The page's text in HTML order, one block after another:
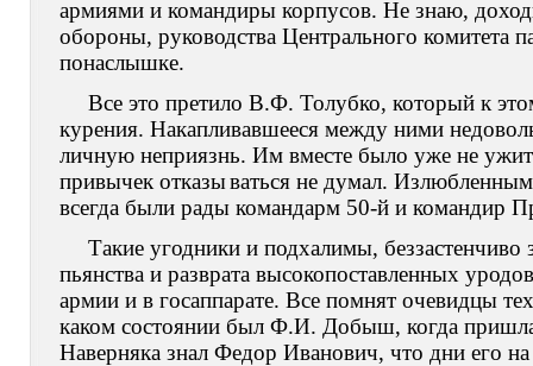
армиями и командиры корпусов. Не знаю,
обороны, руководства Центрального комитета
понаслышке.
Все это претило В.Ф. Толубко, который к
курения. Накапливавшееся между ними
личную неприязнь. Им вместе было уже не
привычек отказываться не думал.
всегда были рады командарм 50-й и командир
Такие угодники и подхалимы, беззастенчиво
пьянства и разврата высокопоставленных
армии и в госаппарате. Все помнят очевидцы
каком состоянии был Ф.И. Добыш, когда
Наверняка знал Федор Иванович, что дни его